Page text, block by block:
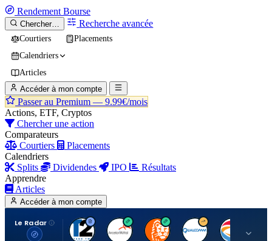
Rendement Bourse
Chercher… Recherche avancée
Courtiers
Placements
Calendriers
Articles
Accéder à mon compte
Passer au Premium — 9.99€/mois
Actions, ETF, Cryptos
Chercher une action
Comparateurs
Courtiers
Placements
Calendriers
Splits
Dividendes IPO
Résultats
Apprendre
Articles
Accéder à mon compte
Le Radar
T A I Q T